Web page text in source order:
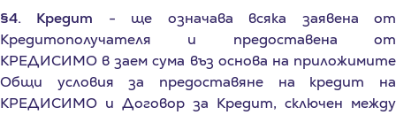
Кредитополучателя и предоставена от
КРЕДИСИМО в заем сума въз основа на приложимите
Общи условия за предоставяне на кредит на
КРЕДИСИМО и Договор за Кредит, сключен между
КРЕДИСИМО и Кредитополучателя, както и дългът,